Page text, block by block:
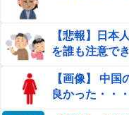
【悲報】日本
を誰も注意で
【画像】 中
良かった・・・